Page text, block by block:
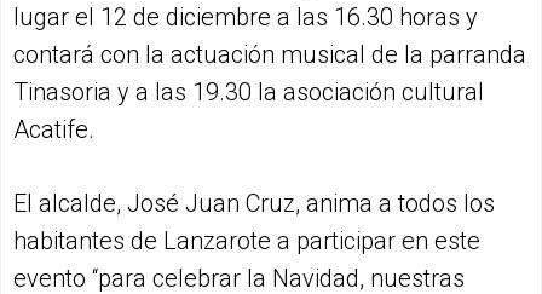
lugar el 12 de diciembre a las 16.30 horas y
contará con la actuación musical de la parranda
Tinasoria y a las 19.30 la asociación cultural
Acatife.
El alcalde, José Juan Cruz, anima a todos los
habitantes de Lanzarote a participar en este
evento “para celebrar la Navidad, nuestras